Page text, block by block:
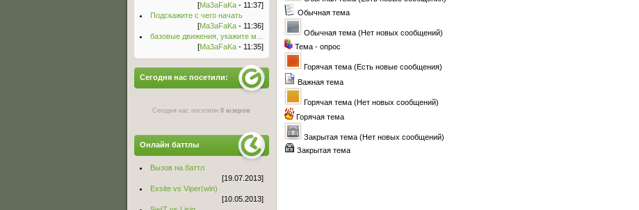
Обычная тема
Обычная тема (Нет новых сообщений)
Тема - опрос
Горячая тема (Есть новые сообщения)
Важная тема
Горячая тема (Нет новых сообщений)
Горячая тема
Закрытая тема (Нет новых сообщений)
Закрытая тема
[Ma3aFaKa- 11:37]
Подскажите с чего начать
[Ma3aFaKa- 11:36]
базовые движения, укажите м...
[Ma3aFaKa- 11:35]
Сегодня нас посетили:
Сегодня нас посетили 0 юзеров
Онлайн баттлы
Вызов на баттл
[19.07.2013]
Exsite vs Viper(win)
[10.05.2013]